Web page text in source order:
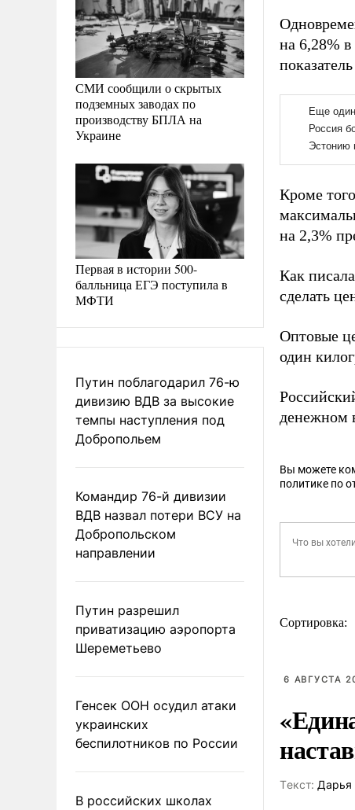
СМИ сообщили о скрытых
подземных заводах по
производству БПЛА на
Украине
Первая в истории 500-
балльница ЕГЭ поступила в
МФТИ
Путин поблагодарил 76-ю
дивизию ВДВ за высокие
темпы наступления под
Добропольем
Командир 76-й дивизии
ВДВ назвал потери ВСУ на
Добропольском
направлении
Путин разрешил
приватизацию аэропорта
Шереметьево
Генсек ООН осудил атаки
украинских
беспилотников по России
В российских школах
на 6,28%
Кроме
на 2,3%
Как
сделать
Оптовые
один
денежном
Вы можете
политике по
Сортировка:
6 АВГУСТА
Tекст: Дарья